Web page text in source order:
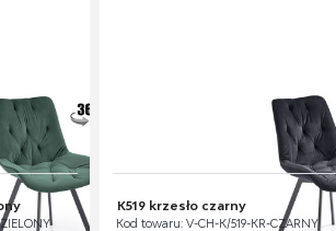
K519 krzesło czarny
Kod towaru: V-CH-K/519-KR-CZARNY